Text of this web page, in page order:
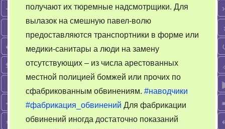
получают их тюремные надсмотрщики. Для
вылазок на смешную павел-волю
предоставляются транспортники в форме или
медики-санитары а люди на замену
отсутствующих – из числа арестованных
местной полицией бомжей или прочих по
сфабрикованным обвинениям. #наводчики
#фабрикация_обвинений Для фабрикации
обвинений иногда достаточно показаний